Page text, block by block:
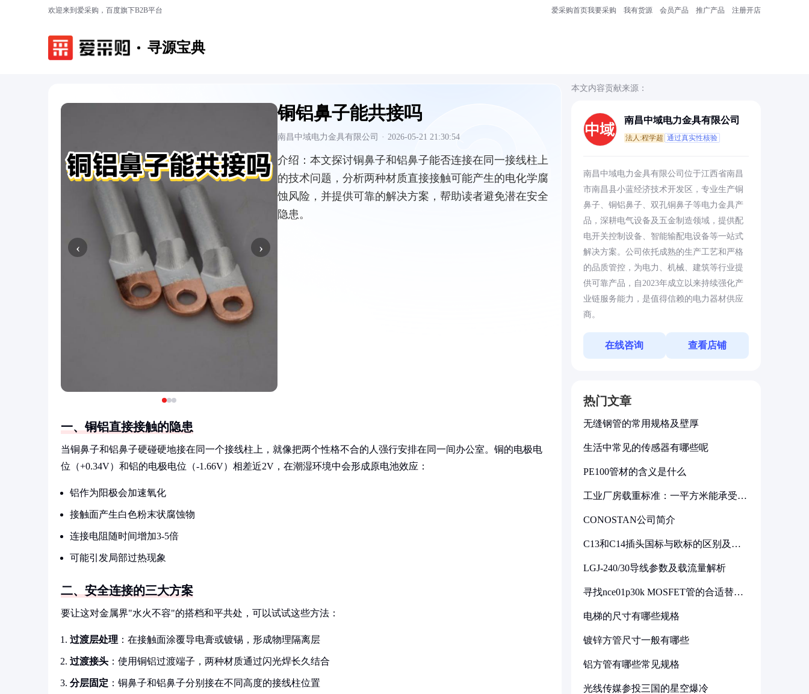
欢迎来到爱采购，百度旗下B2B平台 爱采购首页我要采购 我有货源 会员产品 推广产品 注册开店
寻源宝典
‹ ›
铜铝鼻子能共接吗
南昌中域电力金具有限公司 · 2026-05-21 21:30:54
介绍： 本文探讨铜鼻子和铝鼻子能否连接在同一接线柱上
的技术问题，分析两种材质直接接触可能产生的电化学腐
蚀风险，并提供可靠的解决方案，帮助读者避免潜在安全
隐患。
一、铜铝直接接触的隐患
当铜鼻子和铝鼻子硬碰硬地接在同一个接线柱上，就像把两个性格不合的人强行安排在同一间办公室。铜的电极电
位（+0.34V）和铝的电极电位（-1.66V）相差近2V，在潮湿环境中会形成原电池效应：
铝作为阳极会加速氧化
接触面产生白色粉末状腐蚀物
连接电阻随时间增加3-5倍
可能引发局部过热现象
二、安全连接的三大方案
要让这对金属界"水火不容"的搭档和平共处，可以试试这些方法：
过渡层处理 ：在接触面涂覆导电膏或镀锡，形成物理隔离层
过渡接头 ：使用铜铝过渡端子，两种材质通过闪光焊长久结合
分层固定 ：铜鼻子和铝鼻子分别接在不同高度的接线柱位置
本文内容贡献来源：
南昌中域电力金具有限公司
法人:程学超 通过真实性核验
南昌中域电力金具有限公司位于江西省南昌
市南昌县小蓝经济技术开发区，专业生产铜
鼻子、铜铝鼻子、双孔铜鼻子等电力金具产
品，深耕电气设备及五金制造领域，提供配
电开关控制设备、智能输配电设备等一站式
解决方案。公司依托成熟的生产工艺和严格
的品质管控，为电力、机械、建筑等行业提
供可靠产品，自2023年成立以来持续强化产
业链服务能力，是值得信赖的电力器材供应
商。
在线咨询 查看店铺
热门文章
无缝钢管的常用规格及壁厚
生活中常见的传感器有哪些呢
PE100管材的含义是什么
工业厂房载重标准：一平方米能承受多
CONOSTAN公司简介
C13和C14插头国标与欧标的区别及其
LGJ-240/30导线参数及载流量解析
寻找nce01p30k MOSFET管的合适替代
电梯的尺寸有哪些规格
镀锌方管尺寸一般有哪些
铝方管有哪些常见规格
光线传媒参投三国的星空爆冷